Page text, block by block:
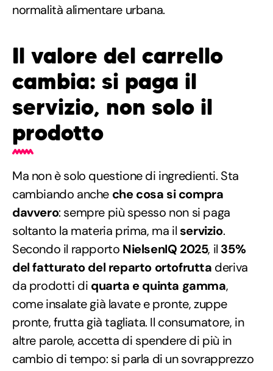
normalità alimentare urbana.
Il valore del carrello
cambia: si paga il
servizio, non solo il
prodotto
Ma non è solo questione di ingredienti. Sta
cambiando anche che cosa si compra
davvero: sempre più spesso non si paga
soltanto la materia prima, ma il servizio.
Secondo il rapporto NielsenIQ 2025, il 35%
del fatturato del reparto ortofrutta deriva
da prodotti di quarta e quinta gamma,
come insalate già lavate e pronte, zuppe
pronte, frutta già tagliata. Il consumatore, in
altre parole, accetta di spendere di più in
cambio di tempo: si parla di un sovrapprezzo